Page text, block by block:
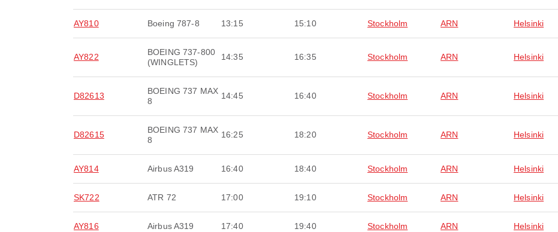
AY810 Boeing 787-8 13:15 15:10 Stockholm ARN Helsinki
AY822
BOEING 737-800
(WINGLETS)
14:35 16:35 Stockholm ARN Helsinki
D82613
BOEING 737 MAX
8
14:45 16:40 Stockholm ARN Helsinki
D82615
BOEING 737 MAX
8
16:25 18:20 Stockholm ARN Helsinki
AY814 Airbus A319 16:40 18:40 Stockholm ARN Helsinki
SK722 ATR 72 17:00 19:10 Stockholm ARN Helsinki
AY816 Airbus A319 17:40 19:40 Stockholm ARN Helsinki